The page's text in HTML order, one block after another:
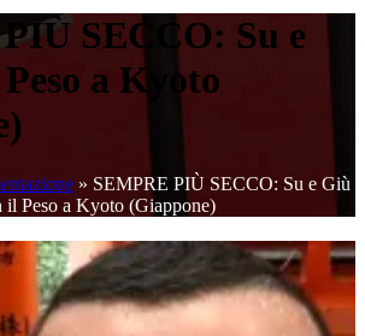
SECCO: Su e
a Kyoto
» SEMPRE PIÙ SECCO: Su e Giù
il Peso a Kyoto (Giappone)